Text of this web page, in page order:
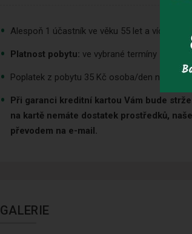
Alespoň 1 účastník ve věku 55 let a více
Platnost pobytu: ve vybrané termíny
Poplatek z pobytu 35 Kč osoba/den není
Při garanci kreditní kartou Vám bude
na kartě nemáte dostatek prostředků,
převodem na e-mail.
GALERIE